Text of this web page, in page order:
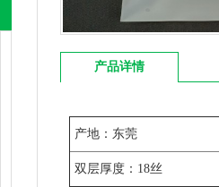
产品详情
产地：东莞
双层厚度：18丝